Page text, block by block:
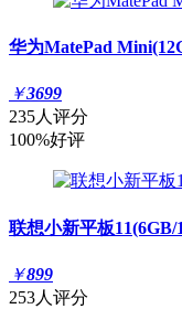
华为MatePad
￥3699
235人评分
100%好评
联想小新平板
￥899
253人评分